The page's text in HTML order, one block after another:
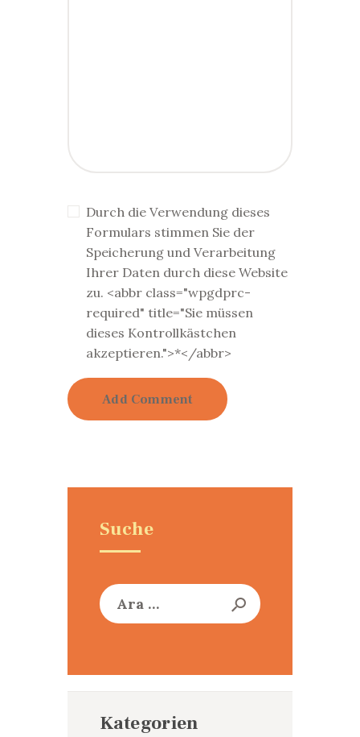
Durch die Verwendung dieses
Formulars stimmen Sie der
Speicherung und Verarbeitung
Ihrer Daten durch diese Website
zu. <abbr class="wpgdprc-
required" title="Sie müssen
dieses Kontrollkästchen
akzeptieren.">*</abbr>
Suche
Arama:
Kategorien